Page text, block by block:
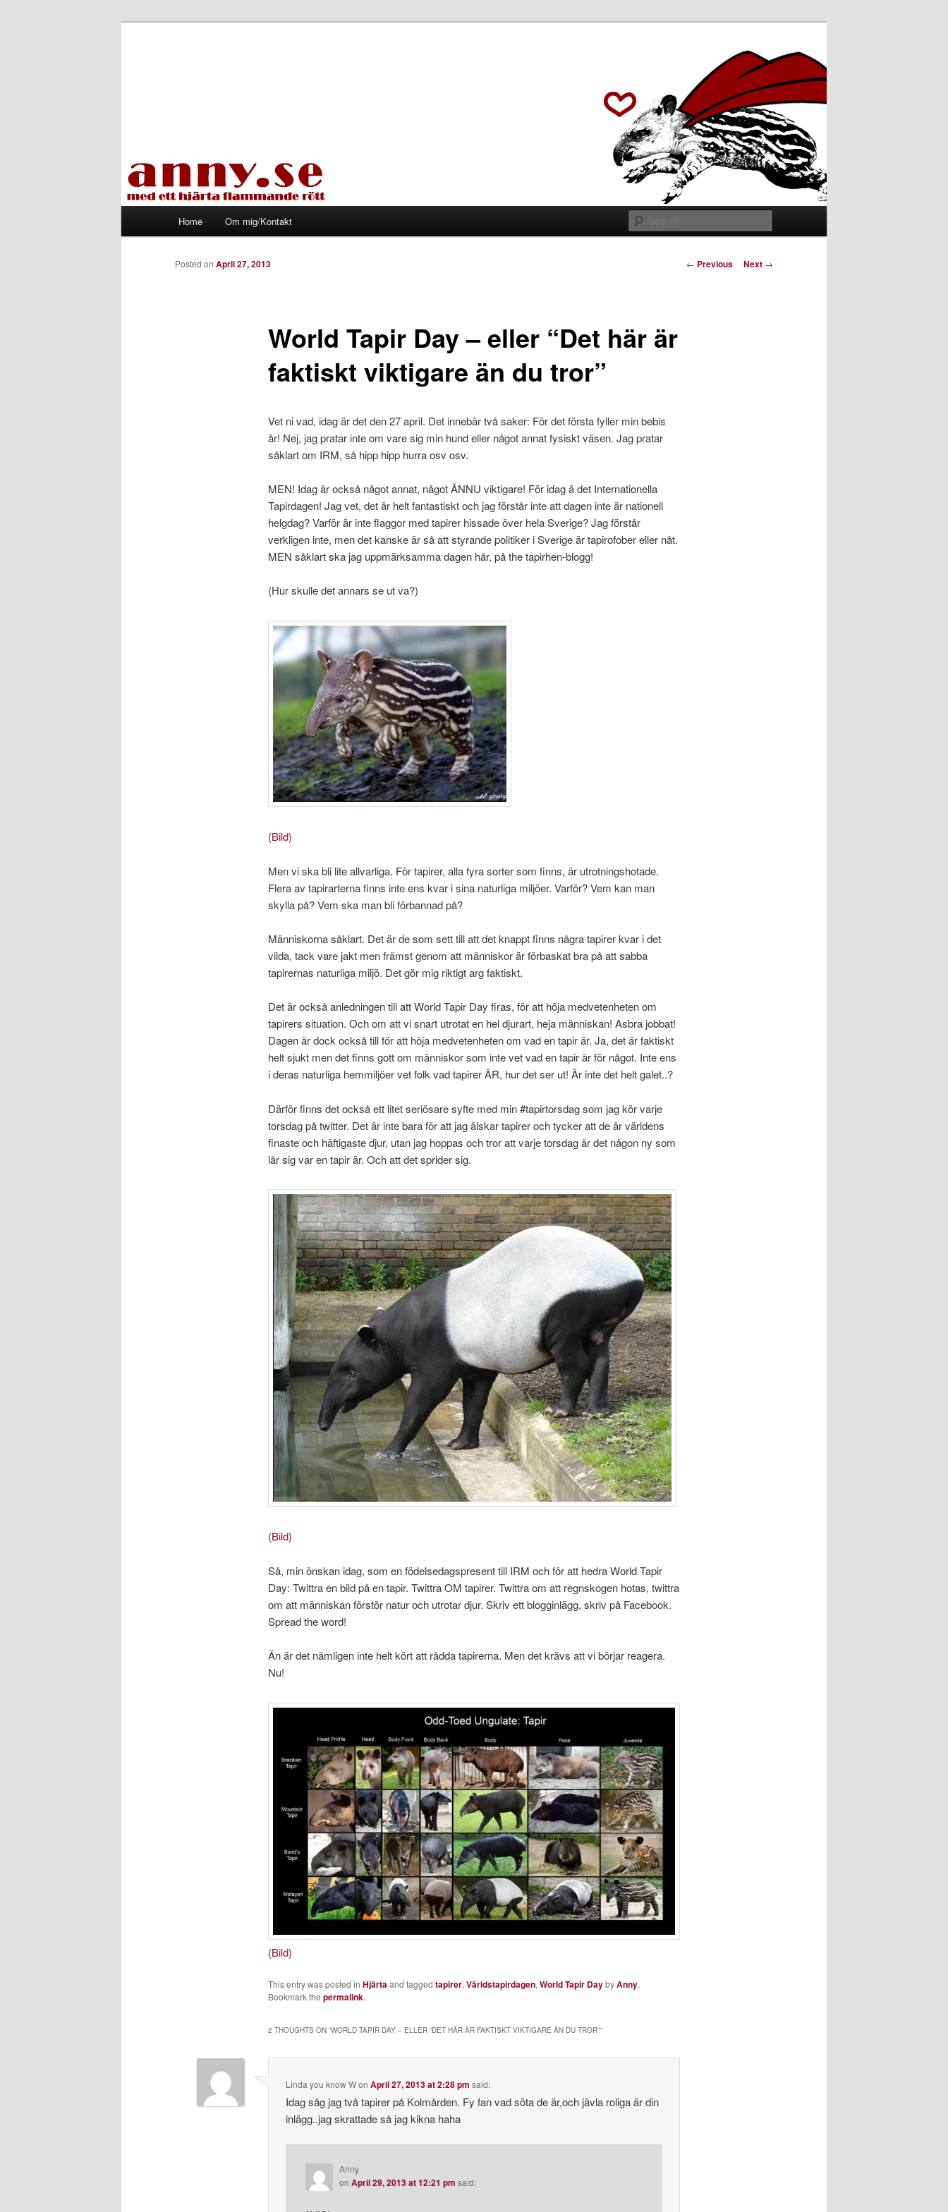
Home Om mig/Kontakt
Post
← Previous Next →
World Tapir Day – eller “Det här är
faktiskt viktigare än du tror”
Posted on April 27, 2013
Vet ni vad, idag är det den 27 april. Det innebär två saker: För det första fyller min bebis
år! Nej, jag pratar inte om vare sig min hund eller något annat fysiskt väsen. Jag pratar
såklart om IRM, så hipp hipp hurra osv osv.
MEN! Idag är också något annat, något ÄNNU viktigare! För idag ä det Internationella
Tapirdagen! Jag vet, det är helt fantastiskt och jag förstår inte att dagen inte är nationell
helgdag? Varför är inte flaggor med tapirer hissade över hela Sverige? Jag förstår
verkligen inte, men det kanske är så att styrande politiker i Sverige är tapirofober eller nåt.
MEN såklart ska jag uppmärksamma dagen här, på the tapirhen-blogg!
(Hur skulle det annars se ut va?)
(Bild)
Men vi ska bli lite allvarliga. För tapirer, alla fyra sorter som finns, är utrotningshotade.
Flera av tapirarterna finns inte ens kvar i sina naturliga miljöer. Varför? Vem kan man
skylla på? Vem ska man bli förbannad på?
Människorna såklart. Det är de som sett till att det knappt finns några tapirer kvar i det
vilda, tack vare jakt men främst genom att människor är förbaskat bra på att sabba
tapirernas naturliga miljö. Det gör mig riktigt arg faktiskt.
Det är också anledningen till att World Tapir Day firas, för att höja medvetenheten om
tapirers situation. Och om att vi snart utrotat en hel djurart, heja människan! Asbra jobbat!
Dagen är dock också till för att höja medvetenheten om vad en tapir är. Ja, det är faktiskt
helt sjukt men det finns gott om människor som inte vet vad en tapir är för något. Inte ens
i deras naturliga hemmiljöer vet folk vad tapirer ÄR, hur det ser ut! Är inte det helt galet..?
Därför finns det också ett litet seriösare syfte med min #tapirtorsdag som jag kör varje
torsdag på twitter. Det är inte bara för att jag älskar tapirer och tycker att de är världens
finaste och häftigaste djur, utan jag hoppas och tror att varje torsdag är det någon ny som
lär sig var en tapir är. Och att det sprider sig.
(Bild)
Så, min önskan idag, som en födelsedagspresent till IRM och för att hedra World Tapir
Day: Twittra en bild på en tapir. Twittra OM tapirer. Twittra om att regnskogen hotas, twittra
om att människan förstör natur och utrotar djur. Skriv ett blogginlägg, skriv på Facebook.
Spread the word!
Än är det nämligen inte helt kört att rädda tapirerna. Men det krävs att vi börjar reagera.
Nu!
(Bild)
This entry was posted in Hjärtaand tagged tapirer, Världstapirdagen, World Tapir DaybyAnny.
Bookmark the permalink.
2 THOUGHTS ON “WORLD TAPIR DAY – ELLER “DET HÄR ÄR FAKTISKT VIKTIGARE ÄN DU TROR””
Linda you know WonApril 27, 2013 at 2:28 pm said:
Idag såg jag två tapirer på Kolmården. Fy fan vad söta de är,och jävla roliga är din
inlägg..jag skrattade så jag kikna haha
Anny
on April 29, 2013 at 12:21 pm said: